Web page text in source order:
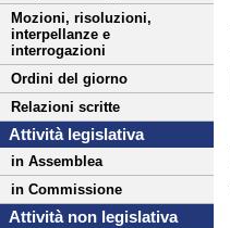
Mozioni, risoluzioni,
interpellanze e
interrogazioni
Ordini del giorno
Relazioni scritte
Attività legislativa
in Assemblea
in Commissione
Attività non legislativa